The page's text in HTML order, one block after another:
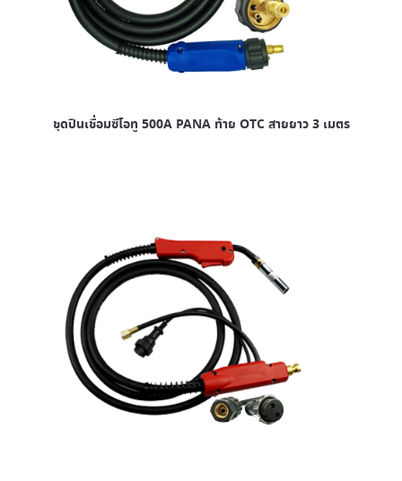
ชุดปืนเชื่อมซีโอทู 500A PANA ท้าย OTC สายยาว 3 เมตร